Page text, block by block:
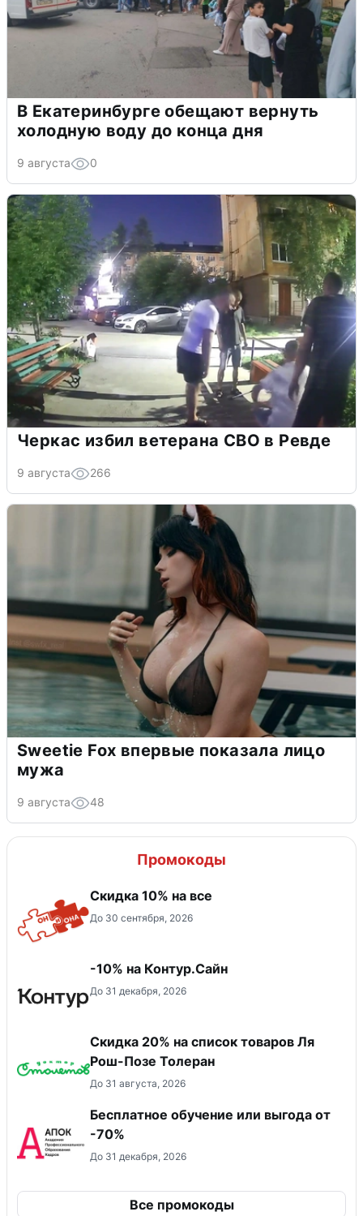
В Екатеринбурге обещают вернуть
холодную воду до конца дня
9 августа 0
Черкас избил ветерана СВО в Ревде
9 августа 266
Sweetie Fox впервые показала лицо
мужа
9 августа 48
Промокоды
Скидка 10% на все
До 30 сентября, 2026
-10% на Контур.Сайн
До 31 декабря, 2026
Скидка 20% на список товаров Ля
Рош-Позе Толеран
До 31 августа, 2026
Бесплатное обучение или выгода от
-70%
До 31 декабря, 2026
Все промокоды